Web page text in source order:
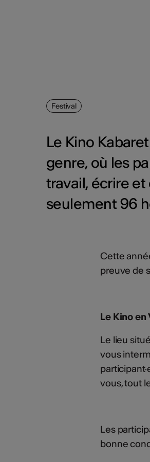
Festival
Le Kino
genre, où les
travail, écrire
seulement 96
Cette
preuve de
Le Kino en
Le lieu
vous
vous, tout
Les
bonne